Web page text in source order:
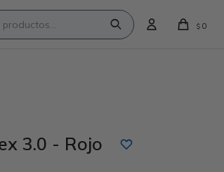
$ 0
3.0 - Rojo